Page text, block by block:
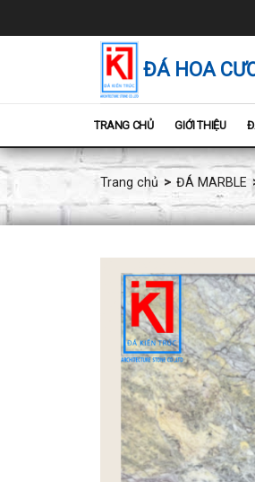
ĐÁ HOA
TRANG CHỦ GIỚI THIỆU
Trang chủ ĐÁ MARBLE